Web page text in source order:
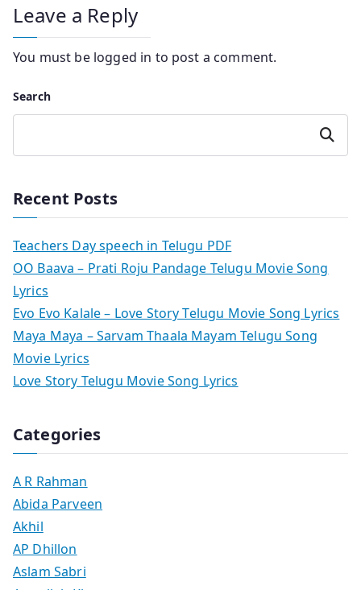
Leave a Reply
You must be logged in to post a comment.
Search
Search
Recent Posts
Teachers Day speech in Telugu PDF
OO Baava – Prati Roju Pandage Telugu Movie Song
Lyrics
Evo Evo Kalale – Love Story Telugu Movie Song Lyrics
Maya Maya – Sarvam Thaala Mayam Telugu Song
Movie Lyrics
Love Story Telugu Movie Song Lyrics
Categories
A R Rahman
Abida Parveen
Akhil
AP Dhillon
Aslam Sabri